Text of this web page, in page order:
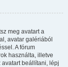
meg avatart a
avatar galériából
A fórum
használta, illetve
beállítani, lépj